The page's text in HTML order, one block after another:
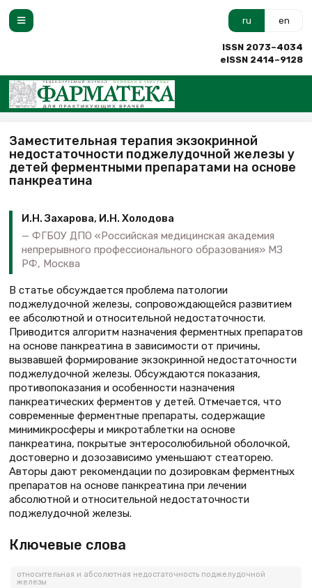
ru en
ISSN 2073–4034
eISSN 2414–9128
Заместительная терапия экзокринной
недостаточности поджелудочной железы у
детей ферментными препаратами на основе
панкреатина
И.Н. Захарова, И.Н. Холодова
ФГБОУ ДПО «Российская медицинская академия
непрерывного профессионального образования» МЗ
РФ, Москва
В статье обсуждается проблема патологии
поджелудочной железы, сопровождающейся развитием
ее абсолютной и относительной недостаточности.
Приводится алгоритм назначения ферментных препаратов
на основе панкреатина в зависимости от причины,
вызвавшей формирование экзокринной недостаточности
поджелудочной железы. Обсуждаются показания,
противопоказания и особенности назначения
панкреатических ферментов у детей. Отмечается, что
современные ферментные препараты, содержащие
минимикросферы и микротаблетки на основе
панкреатина, покрытые энтеросолюбильной оболочкой,
достоверно и дозозависимо уменьшают стеаторею.
Авторы дают рекомендации по дозировкам ферментных
препаратов на основе панкреатина при лечении
абсолютной и относительной недостаточности
поджелудочной железы.
Ключевые слова
относительная и абсолютная недостаточность поджелудочной
железы